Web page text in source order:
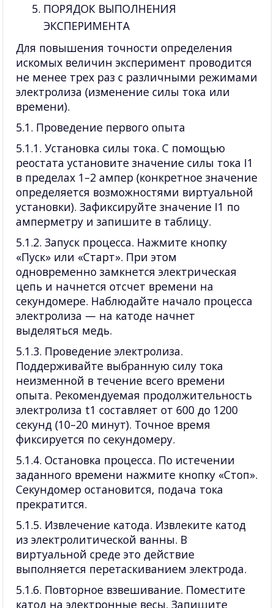
ПОРЯДОК ВЫПОЛНЕНИЯ
ЭКСПЕРИМЕНТА
Для повышения точности определения
искомых величин эксперимент проводится
не менее трех раз с различными режимами
электролиза (изменение силы тока или
времени).
5.1. Проведение первого опыта
5.1.1. Установка силы тока. С помощью
реостата установите значение силы тока I1
в пределах 1–2 ампер (конкретное значение
определяется возможностями виртуальной
установки). Зафиксируйте значение I1 по
амперметру и запишите в таблицу.
5.1.2. Запуск процесса. Нажмите кнопку
«Пуск» или «Старт». При этом
одновременно замкнется электрическая
цепь и начнется отсчет времени на
секундомере. Наблюдайте начало процесса
электролиза — на катоде начнет
выделяться медь.
5.1.3. Проведение электролиза.
Поддерживайте выбранную силу тока
неизменной в течение всего времени
опыта. Рекомендуемая продолжительность
электролиза t1 составляет от 600 до 1200
секунд (10–20 минут). Точное время
фиксируется по секундомеру.
5.1.4. Остановка процесса. По истечении
заданного времени нажмите кнопку «Стоп».
Секундомер остановится, подача тока
прекратится.
5.1.5. Извлечение катода. Извлеките катод
из электролитической ванны. В
виртуальной среде это действие
выполняется перетаскиванием электрода.
5.1.6. Повторное взвешивание. Поместите
катод на электронные весы. Запишите